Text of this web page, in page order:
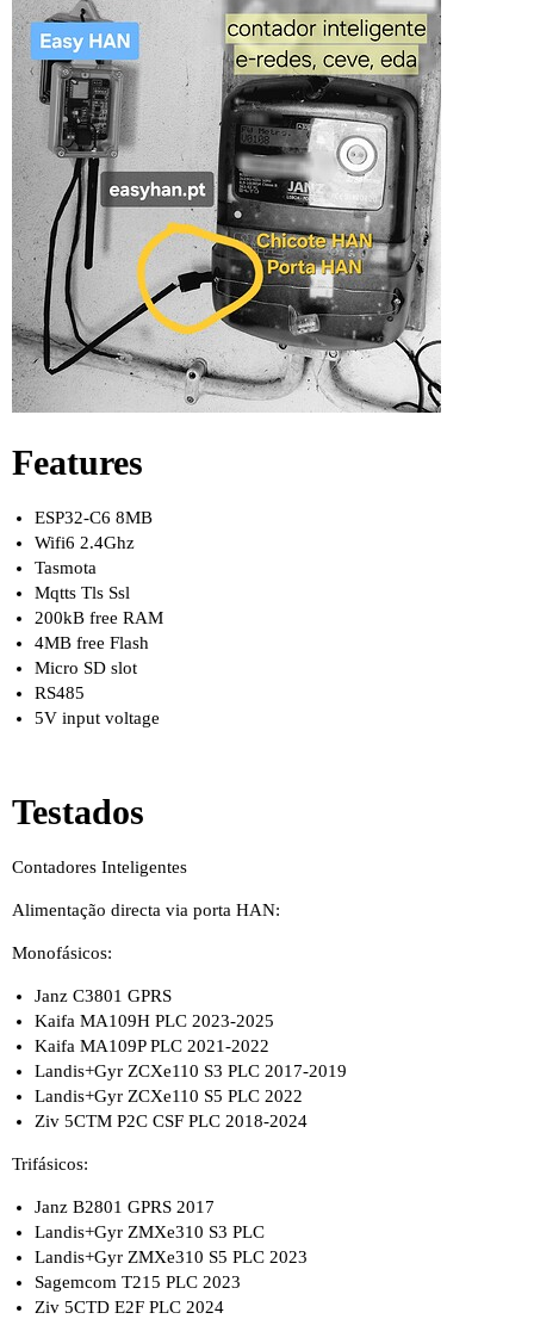
Features
ESP32-C6 8MB
Wifi6 2.4Ghz
Tasmota
Mqtts Tls Ssl
200kB free RAM
4MB free Flash
Micro SD slot
RS485
5V input voltage
Testados
Contadores Inteligentes
Alimentação directa via porta HAN:
Monofásicos:
Janz C3801 GPRS
Kaifa MA109H PLC 2023-2025
Kaifa MA109P PLC 2021-2022
Landis+Gyr ZCXe110 S3 PLC 2017-2019
Landis+Gyr ZCXe110 S5 PLC 2022
Ziv 5CTM P2C CSF PLC 2018-2024
Trifásicos:
Janz B2801 GPRS 2017
Landis+Gyr ZMXe310 S3 PLC
Landis+Gyr ZMXe310 S5 PLC 2023
Sagemcom T215 PLC 2023
Ziv 5CTD E2F PLC 2024